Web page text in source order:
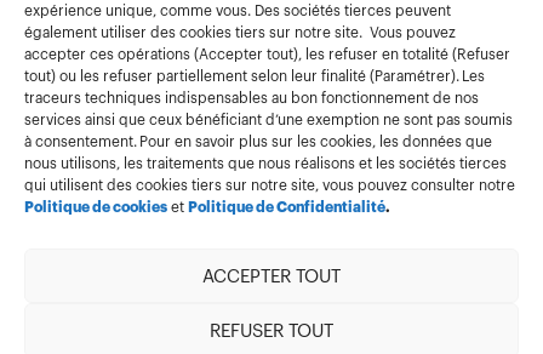
expérience unique, comme vous. Des sociétés tierces peuvent
également utiliser des cookies tiers sur notre site. Vous pouvez
accepter ces opérations (Accepter tout), les refuser en totalité (Refuser
tout) ou les refuser partiellement selon leur finalité (Paramétrer). Les
traceurs techniques indispensables au bon fonctionnement de nos
services ainsi que ceux bénéficiant d’une exemption ne sont pas soumis
à consentement. Pour en savoir plus sur les cookies, les données que
nous utilisons, les traitements que nous réalisons et les sociétés tierces
qui utilisent des cookies tiers sur notre site, vous pouvez consulter notre
Politique de cookiesetPolitique de Confidentialité.
ACCEPTER TOUT
REFUSER TOUT
Politique cookies
Gestion des cookies
Index égalité